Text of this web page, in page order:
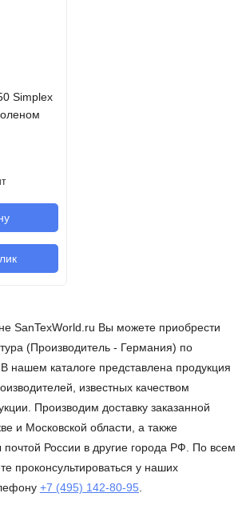
Simplex
SanTexWorld.ru Вы можете приобрести
(Производитель - Германия) по
нашем каталоге представлена продукция
известных качеством
Производим доставку заказанной
и Московской области, а также
почтой России в другие города РФ. По всем
проконсультироваться у наших
+7 (495) 142-80-95